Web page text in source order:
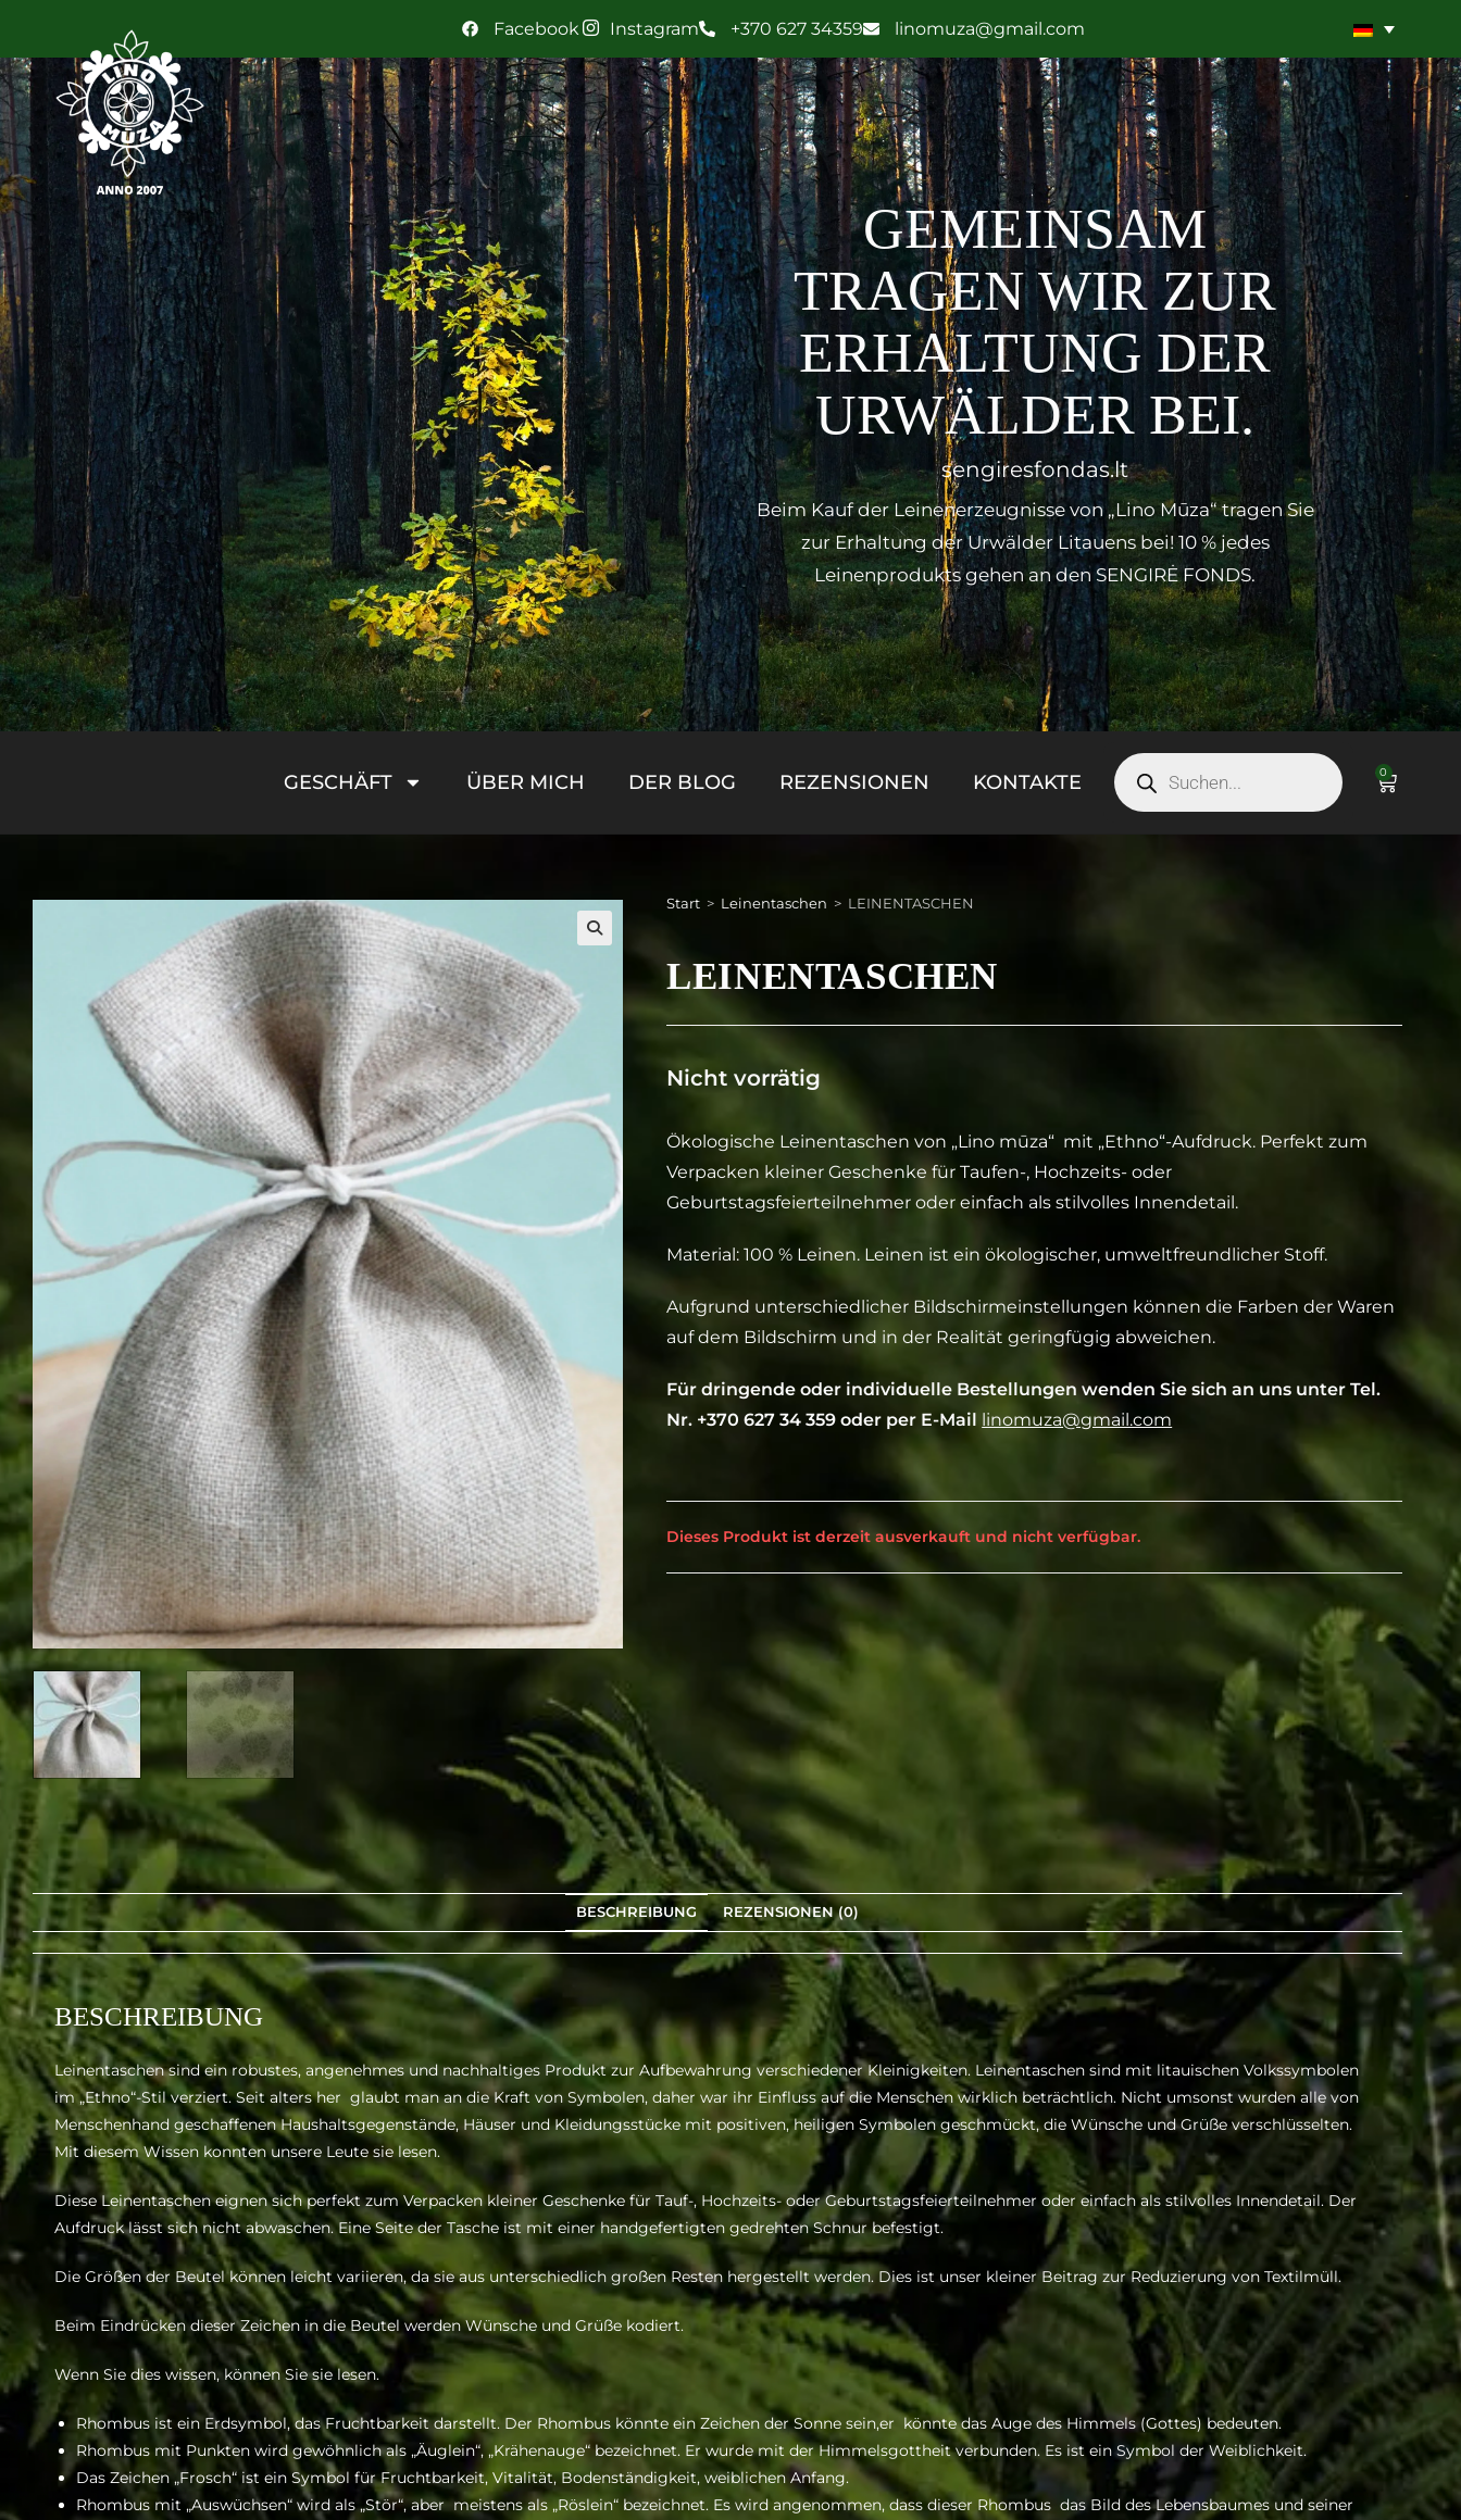
Facebook Instagram +370 627 34359 linomuza@gmail.com
GEMEINSAM
TRAGEN WIR ZUR
ERHALTUNG DER
URWÄLDER BEI.
sengiresfondas.lt
Beim Kauf der Leinenerzeugnisse von „Lino Mūza“ tragen Sie
zur Erhaltung der Urwälder Litauens bei! 10 % jedes
Leinenprodukts gehen an den SENGIRĖ FONDS.
GESCHÄFT ÜBER MICH DER BLOG REZENSIONEN KONTAKTE 0
Start > Leinentaschen > LEINENTASCHEN
LEINENTASCHEN
Nicht vorrätig
Ökologische Leinentaschen von „Lino mūza“ mit „Ethno“-Aufdruck. Perfekt zum
Verpacken kleiner Geschenke für Taufen-, Hochzeits- oder
Geburtstagsfeierteilnehmer oder einfach als stilvolles Innendetail.
Material: 100 % Leinen. Leinen ist ein ökologischer, umweltfreundlicher Stoff.
Aufgrund unterschiedlicher Bildschirmeinstellungen können die Farben der Waren
auf dem Bildschirm und in der Realität geringfügig abweichen.
Für dringende oder individuelle Bestellungen wenden Sie sich an uns unter Tel.
Nr. +370 627 34 359 oder per E-Mail linomuza@gmail.com
Dieses Produkt ist derzeit ausverkauft und nicht verfügbar.
BESCHREIBUNG REZENSIONEN (0)
BESCHREIBUNG
Leinentaschen sind ein robustes, angenehmes und nachhaltiges Produkt zur Aufbewahrung verschiedener Kleinigkeiten. Leinentaschen sind mit litauischen Volkssymbolen
im „Ethno“-Stil verziert. Seit alters her glaubt man an die Kraft von Symbolen, daher war ihr Einfluss auf die Menschen wirklich beträchtlich. Nicht umsonst wurden alle von
Menschenhand geschaffenen Haushaltsgegenstände, Häuser und Kleidungsstücke mit positiven, heiligen Symbolen geschmückt, die Wünsche und Grüße verschlüsselten.
Mit diesem Wissen konnten unsere Leute sie lesen.
Diese Leinentaschen eignen sich perfekt zum Verpacken kleiner Geschenke für Tauf-, Hochzeits- oder Geburtstagsfeierteilnehmer oder einfach als stilvolles Innendetail. Der
Aufdruck lässt sich nicht abwaschen. Eine Seite der Tasche ist mit einer handgefertigten gedrehten Schnur befestigt.
Die Größen der Beutel können leicht variieren, da sie aus unterschiedlich großen Resten hergestellt werden. Dies ist unser kleiner Beitrag zur Reduzierung von Textilmüll.
Beim Eindrücken dieser Zeichen in die Beutel werden Wünsche und Grüße kodiert.
Wenn Sie dies wissen, können Sie sie lesen.
Rhombus ist ein Erdsymbol, das Fruchtbarkeit darstellt. Der Rhombus könnte ein Zeichen der Sonne sein,er könnte das Auge des Himmels (Gottes) bedeuten.
Rhombus mit Punkten wird gewöhnlich als „Äuglein“, „Krähenauge“ bezeichnet. Er wurde mit der Himmelsgottheit verbunden. Es ist ein Symbol der Weiblichkeit.
Das Zeichen „Frosch“ ist ein Symbol für Fruchtbarkeit, Vitalität, Bodenständigkeit, weiblichen Anfang.
Rhombus mit „Auswüchsen“ wird als „Stör“, aber meistens als „Röslein“ bezeichnet. Es wird angenommen, dass dieser Rhombus das Bild des Lebensbaumes und seiner